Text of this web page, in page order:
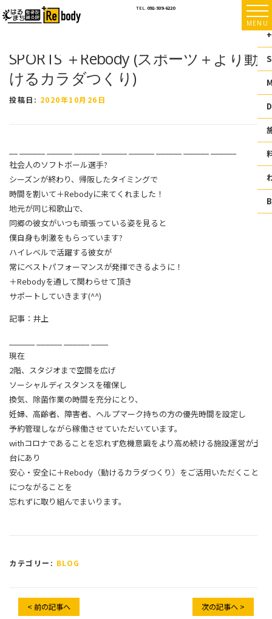
ン
TEL. 092-939-6220
MENU
SPORTS ＋Rebody (スポーツ＋より動
けるカラダつくり)
投稿日: 2020年10月26日
社会人のソフトボール選手?
シーズンが終わり、帰阪したタイミングで
時間を割いて＋Rebodyに来てくれました！
地元が同じ和歌山で、
同郷の彼女がいつも頑張っている姿を見ると
僕自身も刺激をもらっています?
ハイレベルで活躍する彼女が
常にベストパフォーマンスが発揮できるように！
＋Rebodyを通して関わらせて頂き
サポートしていきます(^^)
記事：井上
現在
2階、スタジオまで空間を広げ
ソーシャルディスタンスを確保し
換気、除菌作業の時間を充分にとり、
妊婦、高齢者、障害者、ヘルプマーク持ちの方の優先時間を設定し
予約管理しながら稼働させていただいています。
withコロナであることを忘れず危機意識をより高め続ける施設運営が土
台にあり
安心・安全に＋Rebody（動けるカラダつくり）をご活用いただくこと
につながることを
忘れずに取り組んでまいります。
カテゴリー: BLOG
< 前の記事へ 次の記事へ >